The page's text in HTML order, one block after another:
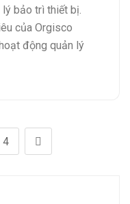
bảo trì thiết bị.
của Orgisco
động quản lý
4